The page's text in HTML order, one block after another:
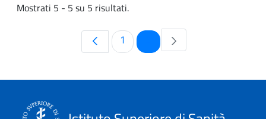
Mostrati 5 - 5 su 5 risultati.
Pagina
1 Pagina